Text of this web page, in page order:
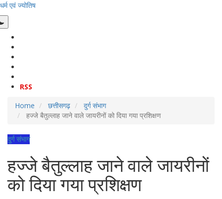
धर्म एवं ज्योतिष
RSS
Home
छत्तीसगढ़
दुर्ग संभाग
हज्जे बैतुल्लाह जाने वाले जायरीनों को दिया गया प्रशिक्षण
दुर्ग संभाग
हज्जे बैतुल्लाह जाने वाले जायरीनों
को दिया गया प्रशिक्षण